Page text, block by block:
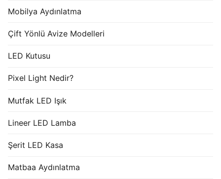
Mobilya Aydınlatma
Çift Yönlü Avize Modelleri
LED Kutusu
Pixel Light Nedir?
Mutfak LED Işık
Lineer LED Lamba
Şerit LED Kasa
Matbaa Aydınlatma